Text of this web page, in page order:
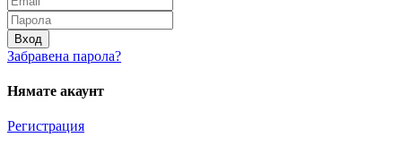
Вход
Забравена парола?
Нямате акаунт
Регистрация